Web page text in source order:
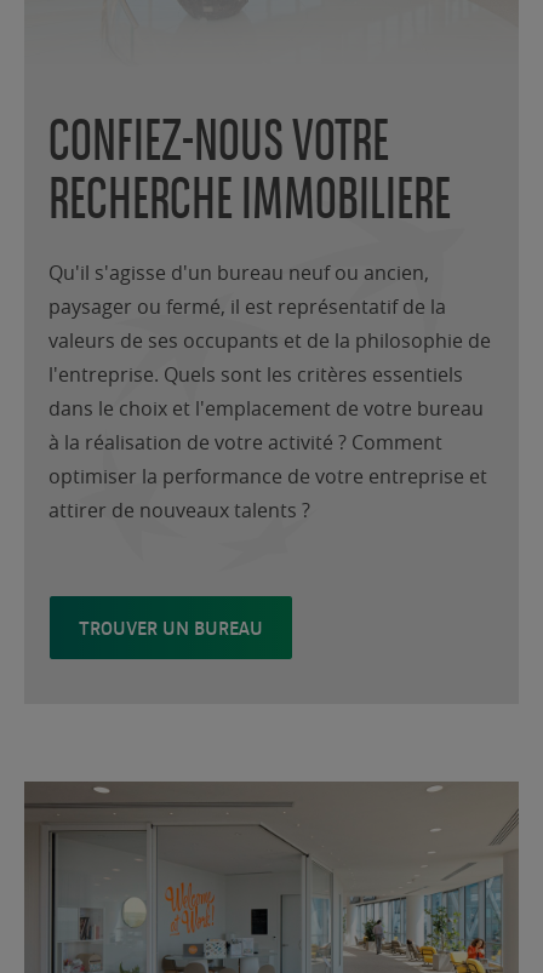
CONFIEZ-NOUS VOTRE
RECHERCHE IMMOBILIERE
Qu'il s'agisse d'un bureau neuf ou ancien,
paysager ou fermé, il est représentatif de la
valeurs de ses occupants et de la philosophie de
l'entreprise. Quels sont les critères essentiels
dans le choix et l'emplacement de votre bureau
à la réalisation de votre activité ? Comment
optimiser la performance de votre entreprise et
attirer de nouveaux talents ?
TROUVER UN BUREAU